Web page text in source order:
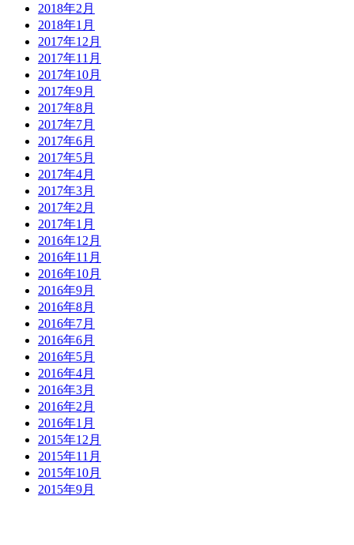
2018年2月
2018年1月
2017年12月
2017年11月
2017年10月
2017年9月
2017年8月
2017年7月
2017年6月
2017年5月
2017年4月
2017年3月
2017年2月
2017年1月
2016年12月
2016年11月
2016年10月
2016年9月
2016年8月
2016年7月
2016年6月
2016年5月
2016年4月
2016年3月
2016年2月
2016年1月
2015年12月
2015年11月
2015年10月
2015年9月